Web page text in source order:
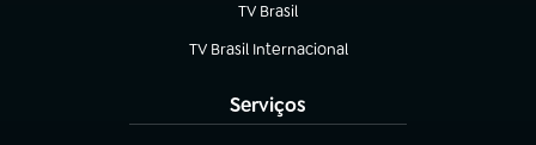
TV Brasil
(abre em nova aba)
TV Brasil Internacional
(abre em nova aba)
Serviços